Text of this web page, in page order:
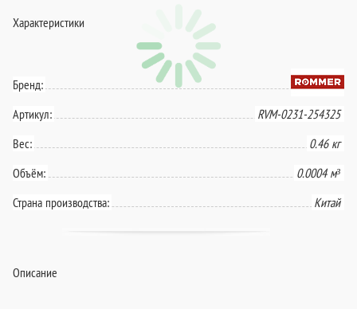
Характеристики
Бренд:
Артикул:
RVM-0231-254325
Вес:
0.46 кг
Объём:
0.0004 м³
Страна производства:
Китай
Описание